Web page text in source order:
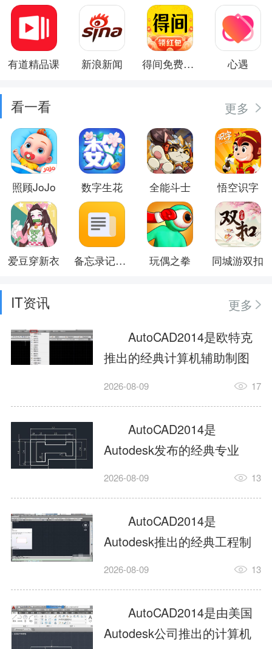
有道精品课 新浪新闻 得间免费小说 心遇
看一看 更多
照顾JoJo 数字生花 全能斗士 悟空识字
爱豆穿新衣 备忘录记事本 玩偶之拳 同城游双扣
IT资讯
更多
AutoCAD2014是欧特克
推出的经典计算机辅助制图
工具，主打稳定2D施工图绘
行业工程设计。版本新增图
纸标签页、实景地理地图、
协同设计交流模块，优化命
令行智能纠错与图层批量管
理，支持Win8触屏操作、点
云扫描数据导入，兼容各类
DWG图纸格式，文件互通...
2026-08-09 17
AutoCAD2014是
Autodesk发布的经典专业
CAD制图设计软件，是工程
绘图工具。软件专注精准二
维绘图、图纸编辑、参数化
设计及基础三维建模，广泛
应用于建筑设计、机械制
造、土木工程、室内设计等
多个行业。软件优化绘图流
畅度与文件兼容性，支持参
2026-08-09 13
AutoCAD2014是
Autodesk推出的经典工程制
图设计软件，主打高效精准
建模作业，适配建筑、机
械、市政、室内设计等多行
业场景。软件优化运行机制
2026-08-09 13
AutoCAD2014是由美国
Autodesk公司推出的计算机